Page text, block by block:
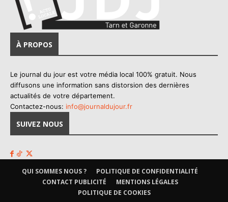
À PROPOS
Le journal du jour est votre média local 100% gratuit. Nous
diffusons une information sans distorsion des dernières
actualités de votre département.
Contactez-nous: info@journaldujour.fr
SUIVEZ NOUS
QUI SOMMES NOUS ?
POLITIQUE DE CONFIDENTIALITÉ
CONTACT PUBLICITÉ
MENTIONS LÉGALES
POLITIQUE DE COOKIES